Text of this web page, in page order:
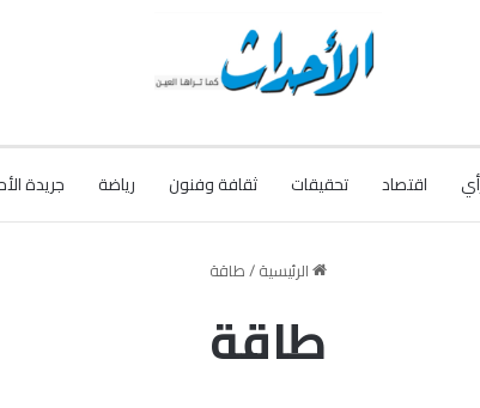
اقتصاد تحقيقات ثقافة وفنون رياضة جريدة
الرئيسية/طاقة
طاقة